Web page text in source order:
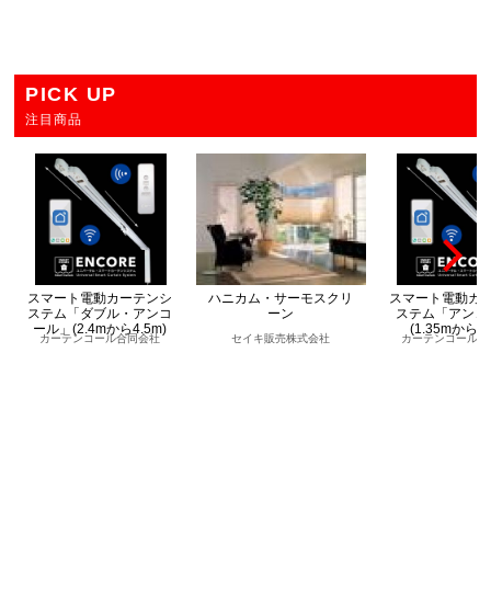
PICK UP
注目商品
スマート電動カーテンシ
ステム「ダブル・アンコ
ール」(2.4mから4.5m)
カーテンコール合同会社
ハニカム・サーモスクリ
ーン
セイキ販売株式会社
スマート電動カ
ステム「アンコ
(1.35mから
カーテンコール